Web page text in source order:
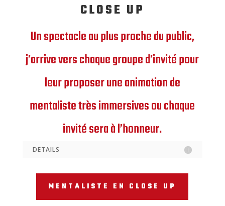
CLOSE UP
Un spectacle au plus proche du public,
j’arrive vers chaque groupe d’invité pour
leur proposer uneanimation de
mentalistetrès immersives ou chaque
invité sera à l’honneur.
DETAILS
MENTALISTE EN CLOSE UP